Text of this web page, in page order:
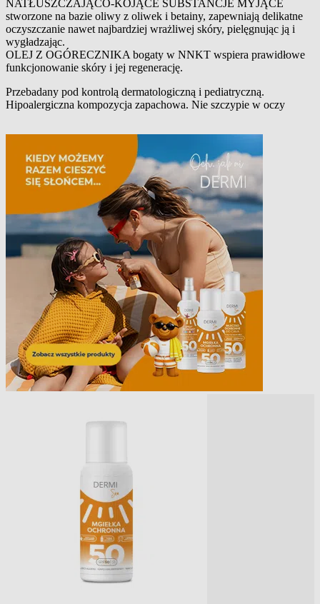
NATŁUSZCZAJĄCO-KOJĄCE SUBSTANCJE MYJĄCE
stworzone na bazie oliwy z oliwek i betainy, zapewniają delikatne
oczyszczanie nawet najbardziej wrażliwej skóry, pielęgnując ją i
wygładzając.
OLEJ Z OGÓRECZNIKA bogaty w NNKT wspiera prawidłowe
funkcjonowanie skóry i jej regenerację.
Przebadany pod kontrolą dermatologiczną i pediatryczną.
Hipoalergiczna kompozycja zapachowa. Nie szczypie w oczy